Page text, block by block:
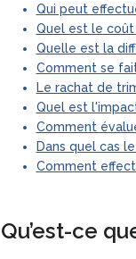
Qui peut
Quel est le
Quelle est la
Comment se
Le rachat de
Quel est
Comment
Dans quel cas
Comment
Qu’est-ce